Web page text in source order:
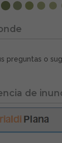
preguntas o
de